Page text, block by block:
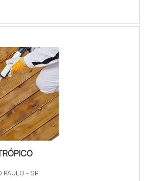
pauta em
mundo, sobretudo em
toneladas de lixo
SOBRE ESSAS
atual, as empresas
resíduos SP cumprem
para fazer valer
no trat.
PAULO - SP